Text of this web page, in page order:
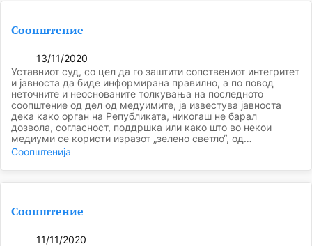
Соопштение
13/11/2020
Уставниот суд, со цел да го заштити сопствениот интегритет
и јавноста да биде информирана правилно, а по повод
неточните и неоснованите толкувања на последното
соопштение од дел од медуимите, ја известува јавноста
дека како орган на Републиката, никогаш не барал
дозвола, согласност, поддршка или како што во некои
медиуми се користи изразот „зелено светло“, од…
Соопштенија
Соопштение
11/11/2020